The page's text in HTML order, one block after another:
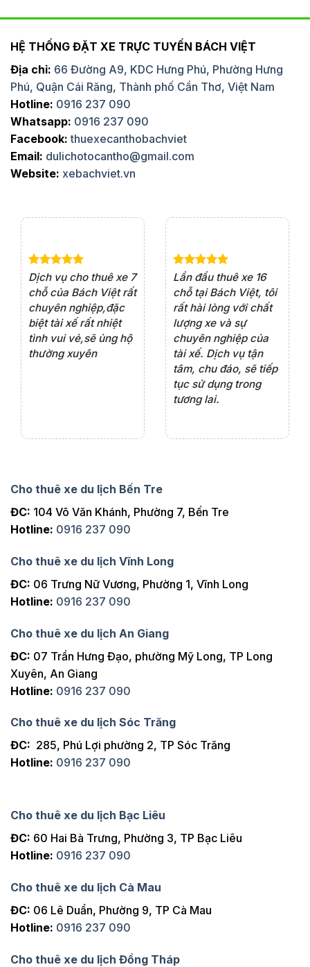
HỆ THỐNG ĐẶT XE TRỰC TUYẾN BÁCH VIỆT
Địa chỉ: 66 Đường A9, KDC Hưng Phú, Phường Hưng
Phú, Quận Cái Răng, Thành phố Cần Thơ, Việt Nam
Hotline: 0916 237 090
Whatsapp: 0916 237 090
Facebook: thuexecanthobachviet
Email: dulichotocantho@gmail.com
Website: xebachviet.vn
Dịch vụ cho thuê xe 7
chỗ của Bách Việt rất
chuyên nghiệp,đặc
biệt tài xế rất nhiệt
tình vui vẻ,sẽ ủng hộ
thường xuyên
Lần đầu thuê xe 16
chỗ tại Bách Việt, tôi
rất hài lòng với chất
lượng xe và sự
chuyên nghiệp của
tài xế. Dịch vụ tận
tâm, chu đáo, sẽ tiếp
tục sử dụng trong
tương lai.
Cho thuê xe du lịch Bến Tre
ĐC: 104 Võ Văn Khánh, Phường 7, Bến Tre
Hotline: 0916 237 090
Cho thuê xe du lịch Vĩnh Long
ĐC: 06 Trưng Nữ Vương, Phường 1, Vĩnh Long
Hotline: 0916 237 090
Cho thuê xe du lịch An Giang
ĐC: 07 Trần Hưng Đạo, phường Mỹ Long, TP Long
Xuyên, An Giang
Hotline: 0916 237 090
Cho thuê xe du lịch Sóc Trăng
ĐC: 285, Phú Lợi phường 2, TP Sóc Trăng
Hotline: 0916 237 090
Cho thuê xe du lịch Bạc Liêu
ĐC: 60 Hai Bà Trưng, Phường 3, TP Bạc Liêu
Hotline: 0916 237 090
Cho thuê xe du lịch Cà Mau
ĐC: 06 Lê Duẩn, Phường 9, TP Cà Mau
Hotline: 0916 237 090
Cho thuê xe du lịch Đồng Tháp